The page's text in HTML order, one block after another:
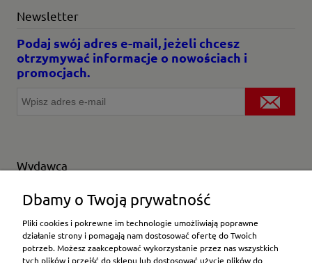
Newsletter
Podaj swój adres e-mail, jeżeli chcesz
otrzymywać informacje o nowościach i
promocjach.
Wydawca
Wybierz producenta
Moje konto
Dbamy o Twoją prywatność
Pliki cookies i pokrewne im technologie umożliwiają poprawne
działanie strony i pomagają nam dostosować ofertę do Twoich
potrzeb. Możesz zaakceptować wykorzystanie przez nas wszystkich
tych plików i przejść do sklepu lub dostosować użycie plików do